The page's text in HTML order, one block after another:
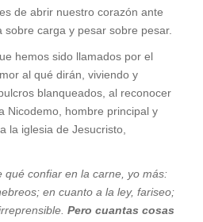
de abrir nuestro corazón ante
carga y pesar sobre pesar.
hemos sido llamados por el
al qué dirán, viviendo y
blanqueados, al reconocer
Nicodemo, hombre principal y
la iglesia de Jesucristo,
confiar en la carne, yo más:
en cuanto a la ley, fariseo;
Pero cuantas cosas